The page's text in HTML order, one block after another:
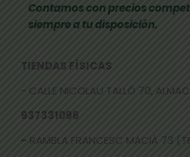
Contamos con precios
siempre a tu disposición.
TIENDAS FÍSICAS
- CALLE NICOLAU TALLÓ 70,
937331096
- RAMBLA FRANCESC MACIÀ 73